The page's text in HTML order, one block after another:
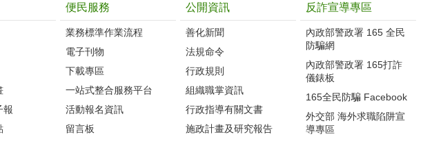
報
便民服務
業務標準作業流程‭
電子刊物
下載專區
一站式整合服務平台
活動報名資訊
留言板
公開資訊
善化新聞
法規命令
行政規則
組織職掌資訊
行政指導有關文書
施政計畫及研究報告
反詐宣導專區
內政部警政署 165 全民
防騙網
內政部警政署 165打詐
儀錶板
165全民防騙 Facebook
外交部 海外求職陷阱宣
導專區